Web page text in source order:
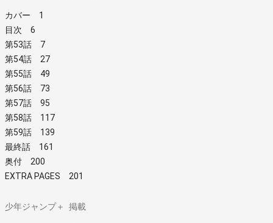
カバー 1
目次 6
第53話 7
第54話 27
第55話 49
第56話 73
第57話 95
第58話 117
第59話 139
最終話 161
奥付 200
EXTRA PAGES 201
少年ジャンプ＋ 掲載